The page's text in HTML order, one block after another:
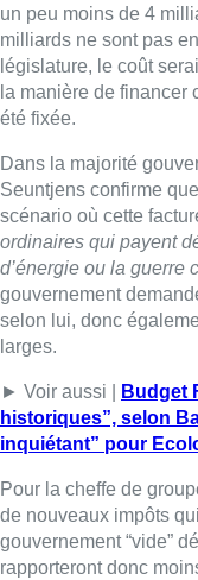
un peu moins de 4
milliards ne sont pas
législature, le coût
la manière de financer
été fixée.
Dans la majorité
Seuntjens confirme
scénario où cette
ordinaires qui payent
d’énergie ou la guerre
gouvernement
selon lui, donc
larges.
► Voir aussi |
Budget
historiques”, selon
inquiétant” pour
Pour la cheffe de
de nouveaux impôts
gouvernement “vide”
rapporteront donc